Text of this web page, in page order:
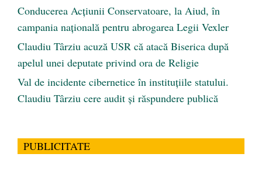
Conducerea Acțiunii Conservatoare, la Aiud, în
campania națională pentru abrogarea Legii Vexler
Claudiu Târziu acuză USR că atacă Biserica după
apelul unei deputate privind ora de Religie
Val de incidente cibernetice în instituțiile statului.
Claudiu Târziu cere audit și răspundere publică
PUBLICITATE